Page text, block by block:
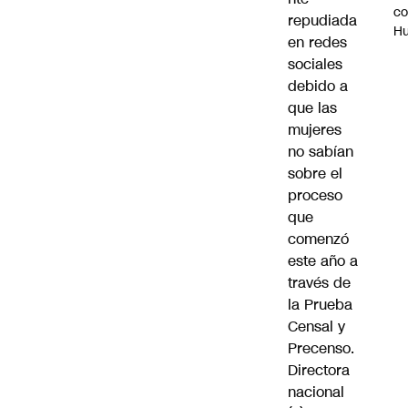
repudiada
en redes
sociales
debido a
que las
mujeres
no sabían
sobre el
proceso
que
comenzó
este año a
través de
la Prueba
Censal y
Precenso.
Directora
nacional